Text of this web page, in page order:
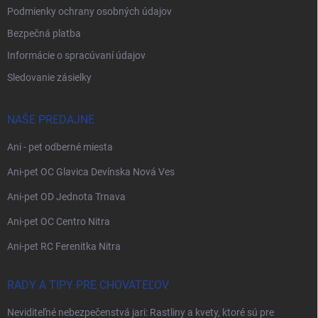
Podmienky ochrany osobných údajov
Bezpečná platba
Informácie o spracúvaní údajov
Sledovanie zásielky
NAŠE PREDAJNE
Ani - pet odberné miesta
Ani-pet OC Glavica Devínska Nová Ves
Ani-pet OD Jednota Trnava
Ani-pet OC Centro Nitra
Ani-pet RC Ferenitka Nitra
RADY A TIPY PRE CHOVATEĽOV
Neviditeľné nebezpečenstvá jari: Rastliny a kvety, ktoré sú pre